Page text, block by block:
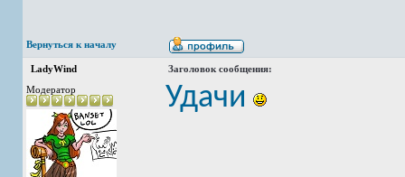
Вернуться к началу
LadyWind
Заголовок сообщения:
Модератор
Удачи